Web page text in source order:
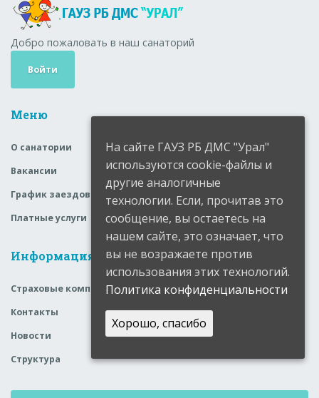
Добро пожаловать в наш санаторий
Войти
Меню
О санатории
Вакансии
График заездов
Платные услуги
Информация
Страховые компании
Контакты
Новости
Структура
На сайте ГАУЗ РБ ДМС "Урал"
используются cookie-файлы и
другие аналогичные
технологии. Если, прочитав это
сообщение, вы остаетесь на
нашем сайте, это означает, что
вы не возражаете против
использования этих технологий.
Политика конфиденциальности
Хорошо, спасибо